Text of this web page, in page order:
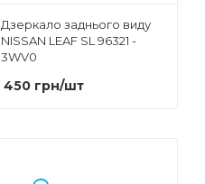
Дзеркало заднього виду
NISSAN LEAF SL 96321 -
3WV0
450 грн/шт